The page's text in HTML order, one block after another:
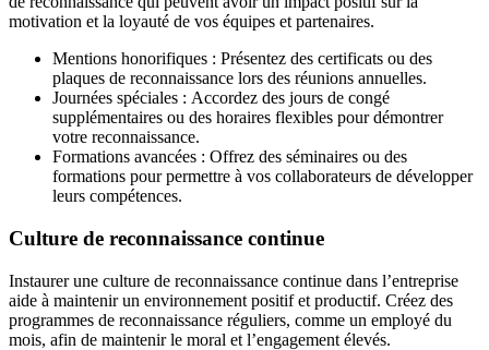
motivation et la loyauté de vos équipes et partenaires.
Mentions honorifiques : Présentez des certificats ou des
plaques de reconnaissance lors des réunions annuelles.
Journées spéciales : Accordez des jours de congé
supplémentaires ou des horaires flexibles pour démontrer
votre reconnaissance.
Formations avancées : Offrez des séminaires ou des
formations pour permettre à vos collaborateurs de développer
leurs compétences.
Culture de reconnaissance continue
Instaurer une culture de reconnaissance continue dans l’entreprise
aide à maintenir un environnement positif et productif. Créez des
programmes de reconnaissance réguliers, comme un employé du
mois, afin de maintenir le moral et l’engagement élevés.